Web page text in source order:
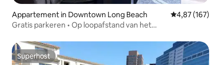
Appartement in Downtown Long Beach Gemiddelde
4,87 (167)
Gratis parkeren • Op loopafstand van het
Superhost
Superhost